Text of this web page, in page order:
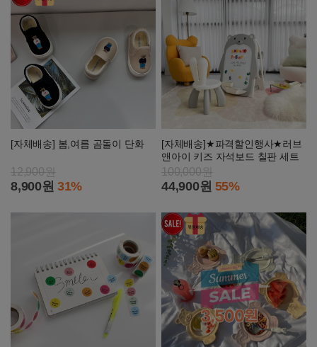
[자체배송] 봄,여름 곰돌이 단화
12,900원
8,900원 31%
[자체배송]★파격할인행사★러브
앤아이 키즈 자석보드 칠판 세트
100,000원
44,900원 55%